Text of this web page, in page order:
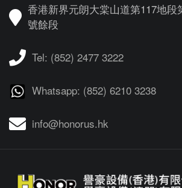
香港新界元朗大棠山道第117地段
號餘段
Tel: (852) 2477 3222
Whatsapp: (852) 6210 3238
info@honorus.hk